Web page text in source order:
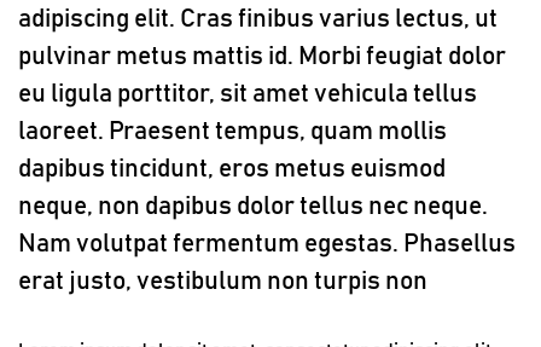
adipiscing elit. Cras finibus varius lectus, ut
pulvinar metus mattis id. Morbi feugiat dolor
eu ligula porttitor, sit amet vehicula tellus
laoreet. Praesent tempus, quam mollis
dapibus tincidunt, eros metus euismod
neque, non dapibus dolor tellus nec neque.
Nam volutpat fermentum egestas. Phasellus
erat justo, vestibulum non turpis non